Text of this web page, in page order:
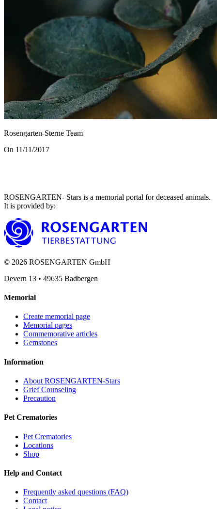
Rosengarten-Sterne Team
On 11/11/2017
ROSENGARTEN- Stars is a memorial portal for deceased animals.
It is provided by:
© 2026 ROSENGARTEN GmbH
Devern 13 • 49635 Badbergen
Memorial
Create memorial page
Memorial pages
Commemorative articles
Gemstones
Information
About ROSENGARTEN-Stars
Grief Counseling
Precaution
Pet Crematories
Pet Crematories
Locations
Shop
Help and Contact
Frequently asked questions (FAQ)
Contact